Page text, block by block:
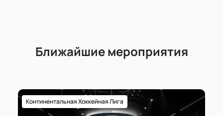
Ближайшие мероприятия
Континентальная Хоккейная Лига